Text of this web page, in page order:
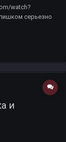
watch?
серьезно
с указанием
отредактирую...
и